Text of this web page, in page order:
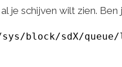
je schijven wilt zien.
block/sdX/